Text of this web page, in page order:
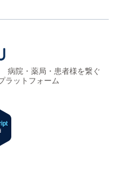
病院・薬局・患者様を繋ぐ
ラットフォーム